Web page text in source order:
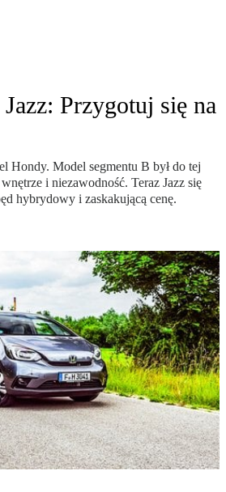
Przygotuj się na
Hondy. Model segmentu B był do tej
i niezawodność. Teraz Jazz się
hybrydowy i zaskakującą cenę.